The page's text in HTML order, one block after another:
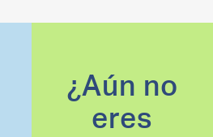
¿Aún no
eres